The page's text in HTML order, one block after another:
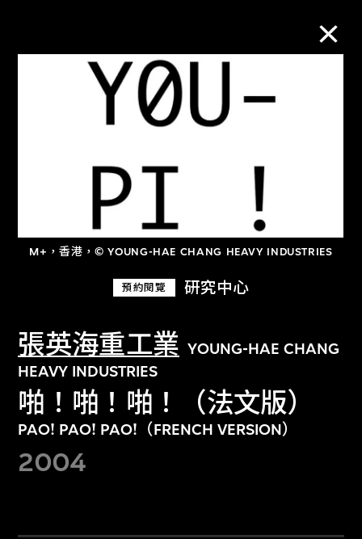
M+，香港，© YOUNG-HAE CHANG HEAVY INDUSTRIES
預約閱覽 研究中心
張英海重工業 YOUNG-HAE CHANG
HEAVY INDUSTRIES
啪！啪！啪！（法文版）
PAO! PAO! PAO!（FRENCH VERSION）
2004
M+藏品
關於M+藏品
探索世界頂級的二十及二十一世紀視覺
文化藏品。